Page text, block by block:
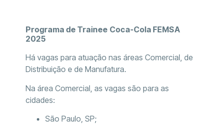
Programa de Trainee Coca-Cola FEMSA
2025
Há vagas para atuação nas áreas Comercial, de
Distribuição e de Manufatura.
Na área Comercial, as vagas são para as
cidades:
São Paulo, SP;